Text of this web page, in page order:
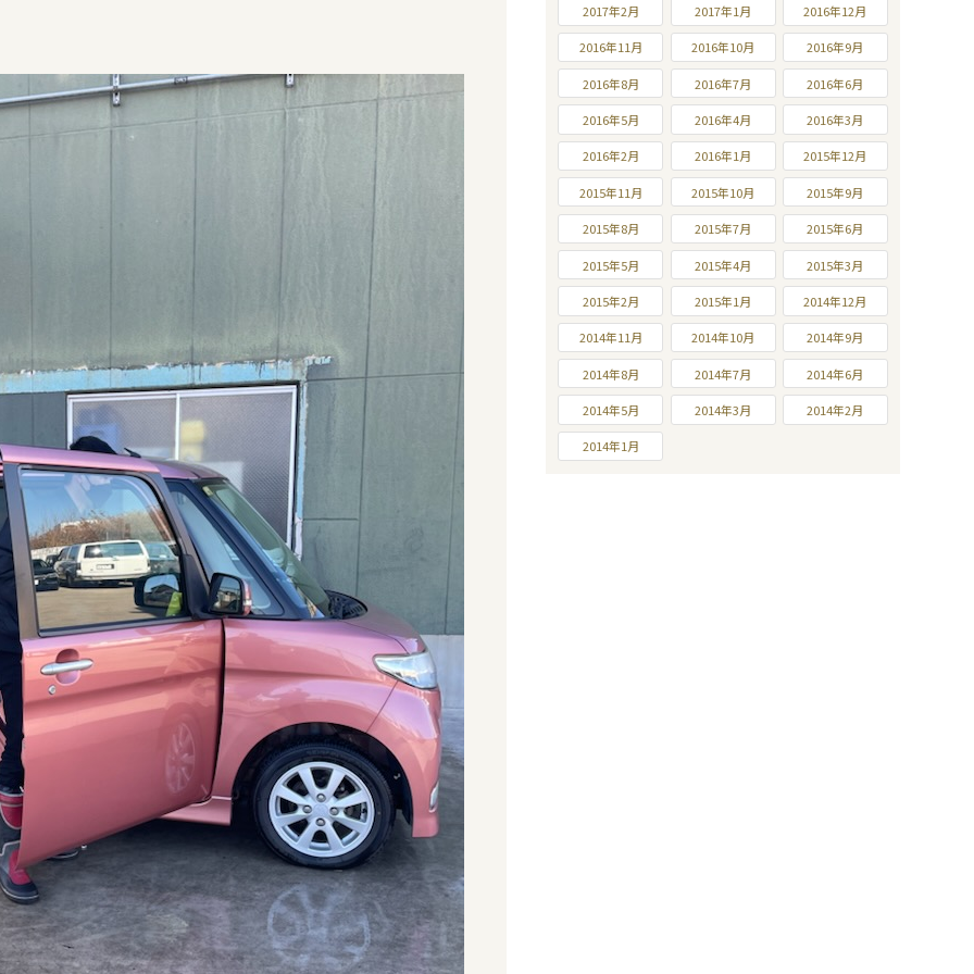
2017年2月 2017年1月 2016年12月
2016年11月 2016年10月 2016年9月
2016年8月 2016年7月 2016年6月
2016年5月 2016年4月 2016年3月
2016年2月 2016年1月 2015年12月
2015年11月 2015年10月 2015年9月
2015年8月 2015年7月 2015年6月
2015年5月 2015年4月 2015年3月
2015年2月 2015年1月 2014年12月
2014年11月 2014年10月 2014年9月
2014年8月 2014年7月 2014年6月
2014年5月 2014年3月 2014年2月
2014年1月